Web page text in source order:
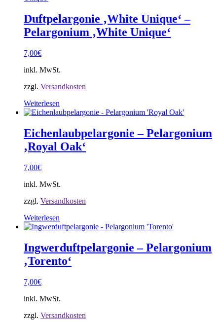
Duftpelargonie ‚White Unique‘ –
Pelargonium ‚White Unique‘
7,00€
inkl. MwSt.
zzgl. Versandkosten
Weiterlesen
Eichenlaubpelargonie – Pelargonium
‚Royal Oak‘
7,00€
inkl. MwSt.
zzgl. Versandkosten
Weiterlesen
Ingwerduftpelargonie – Pelargonium
‚Torento‘
7,00€
inkl. MwSt.
zzgl. Versandkosten